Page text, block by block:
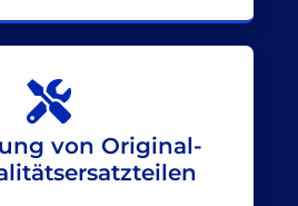
von Original-